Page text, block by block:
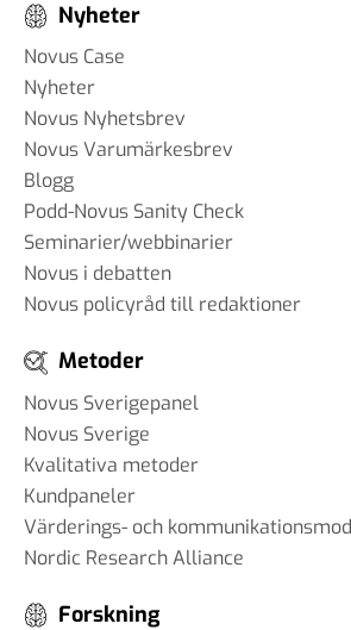
Nyheter
Novus Case
Nyheter
Novus Nyhetsbrev
Novus Varumärkesbrev
Blogg
Podd-Novus Sanity Check
Seminarier/webbinarier
Novus i debatten
Novus policyråd till redaktioner
Metoder
Novus Sverigepanel
Novus Sverige
Kvalitativa metoder
Kundpaneler
Värderings- och
Nordic Research Alliance
Forskning